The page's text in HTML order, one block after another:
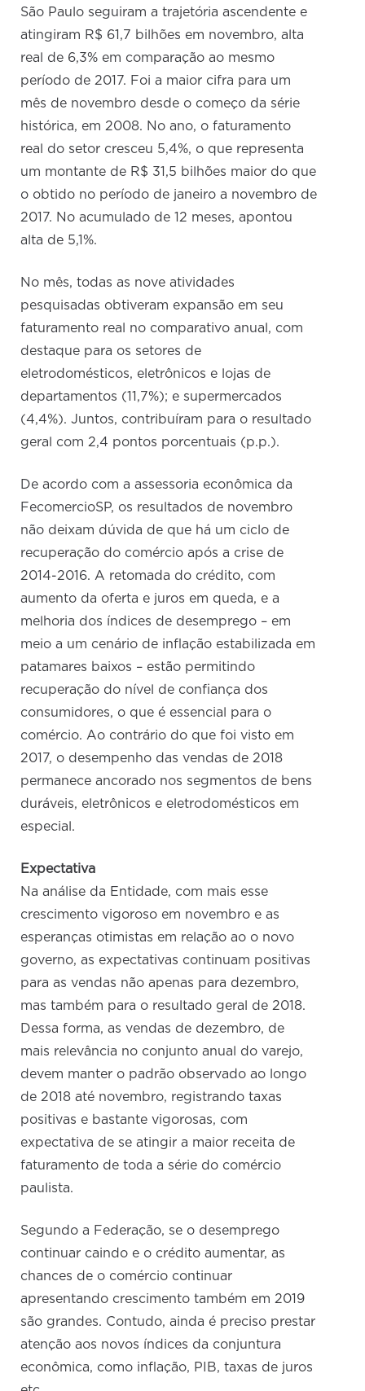
São Paulo seguiram a trajetória ascendente e
atingiram R$ 61,7 bilhões em novembro, alta
real de 6,3% em comparação ao mesmo
período de 2017. Foi a maior cifra para um
mês de novembro desde o começo da série
histórica, em 2008. No ano, o faturamento
real do setor cresceu 5,4%, o que representa
um montante de R$ 31,5 bilhões maior do que
o obtido no período de janeiro a novembro de
2017. No acumulado de 12 meses, apontou
alta de 5,1%.
No mês, todas as nove atividades
pesquisadas obtiveram expansão em seu
faturamento real no comparativo anual, com
destaque para os setores de
eletrodomésticos, eletrônicos e lojas de
departamentos (11,7%); e supermercados
(4,4%). Juntos, contribuíram para o resultado
geral com 2,4 pontos porcentuais (p.p.).
De acordo com a assessoria econômica da
FecomercioSP, os resultados de novembro
não deixam dúvida de que há um ciclo de
recuperação do comércio após a crise de
2014-2016. A retomada do crédito, com
aumento da oferta e juros em queda, e a
melhoria dos índices de desemprego – em
meio a um cenário de inflação estabilizada em
patamares baixos – estão permitindo
recuperação do nível de confiança dos
consumidores, o que é essencial para o
comércio. Ao contrário do que foi visto em
2017, o desempenho das vendas de 2018
permanece ancorado nos segmentos de bens
duráveis, eletrônicos e eletrodomésticos em
especial.
Expectativa
Na análise da Entidade, com mais esse
crescimento vigoroso em novembro e as
esperanças otimistas em relação ao o novo
governo, as expectativas continuam positivas
para as vendas não apenas para dezembro,
mas também para o resultado geral de 2018.
Dessa forma, as vendas de dezembro, de
mais relevância no conjunto anual do varejo,
devem manter o padrão observado ao longo
de 2018 até novembro, registrando taxas
positivas e bastante vigorosas, com
expectativa de se atingir a maior receita de
faturamento de toda a série do comércio
paulista.
Segundo a Federação, se o desemprego
continuar caindo e o crédito aumentar, as
chances de o comércio continuar
apresentando crescimento também em 2019
são grandes. Contudo, ainda é preciso prestar
atenção aos novos índices da conjuntura
econômica, como inflação, PIB, taxas de juros